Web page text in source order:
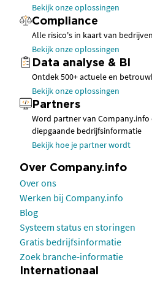
Bekijk onze oplossingen
Compliance
Alle risico's in kaart van
Bekijk onze oplossingen
Data analyse & BI
Ontdek 500+ actuele en
Bekijk onze oplossingen
Partners
Word partner van
diepgaande bedrijfsinformatie
Bekijk hoe je partner wordt
Over Company.info
Over ons
Werken bij Company.info
Blog
Systeem status en storingen
Gratis bedrijfsinformatie
Zoek branche-informatie
Internationaal